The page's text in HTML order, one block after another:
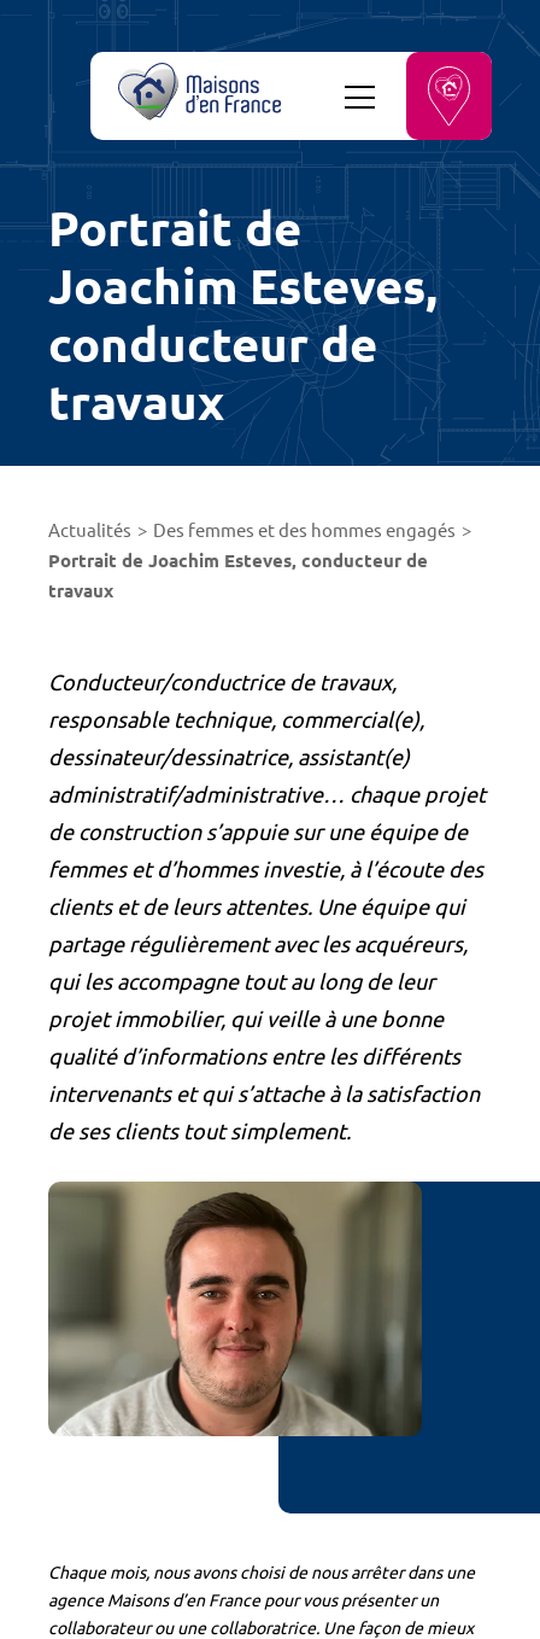
Portrait de
Joachim Esteves,
conducteur de
travaux
Actualités Des femmes et des hommes engagés
Portrait de Joachim Esteves, conducteur de
travaux
Conducteur/conductrice de travaux,
responsable technique, commercial(e),
dessinateur/dessinatrice, assistant(e)
administratif/administrative… chaque projet
de construction s’appuie sur une équipe de
femmes et d’hommes investie, à l’écoute des
clients et de leurs attentes. Une équipe qui
partage régulièrement avec les acquéreurs,
qui les accompagne tout au long de leur
projet immobilier, qui veille à une bonne
qualité d’informations entre les différents
intervenants et qui s’attache à la satisfaction
de ses clients tout simplement.
Chaque mois, nous avons choisi de nous arrêter dans une
agence Maisons d’en France pour vous présenter un
collaborateur ou une collaboratrice. Une façon de mieux